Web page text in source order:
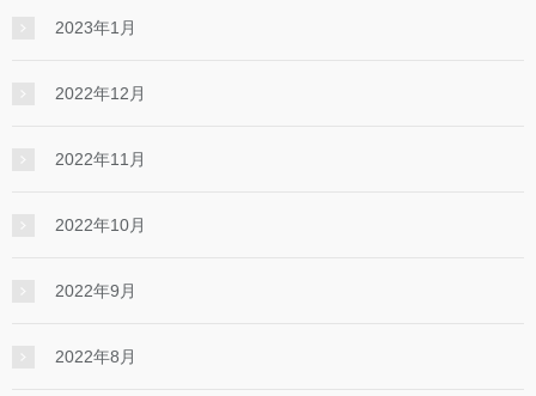
2023年1月
2022年12月
2022年11月
2022年10月
2022年9月
2022年8月